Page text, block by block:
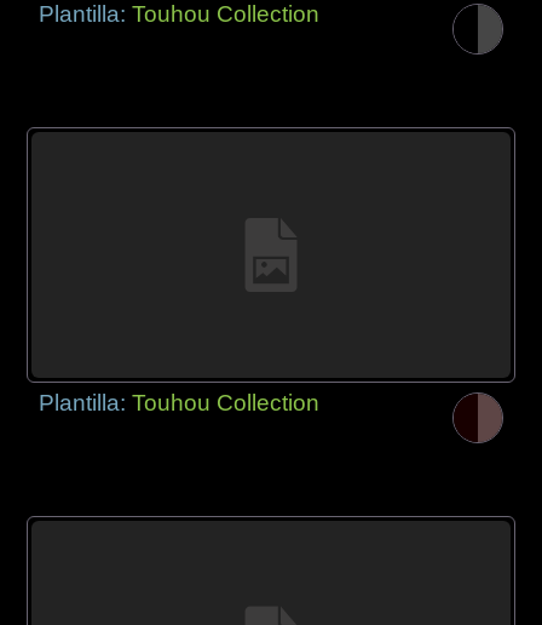
Plantilla:Touhou Collection
Plantilla:Touhou Collection